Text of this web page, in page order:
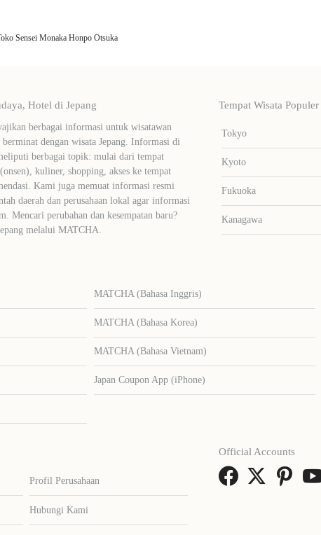
Sensei Monaka Honpo Otsuka
Hotel di Jepang
berbagai informasi untuk wisatawan
dengan wisata Jepang. Informasi di
berbagai topik: mulai dari tempat
kuliner, shopping, akses ke tempat
Kami juga memuat informasi resmi
daerah dan perusahaan lokal agar informasi
Mencari perubahan dan kesempatan baru?
melalui MATCHA.
Tempat Wisata Populer
Tokyo
Kyoto
Fukuoka
Kanagawa
MATCHA (Bahasa Inggris)
MATCHA (Bahasa Korea)
MATCHA (Bahasa Vietnam)
Japan Coupon App (iPhone)
Profil Perusahaan
Hubungi Kami
Official Accounts